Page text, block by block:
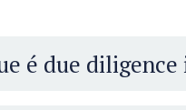
é due